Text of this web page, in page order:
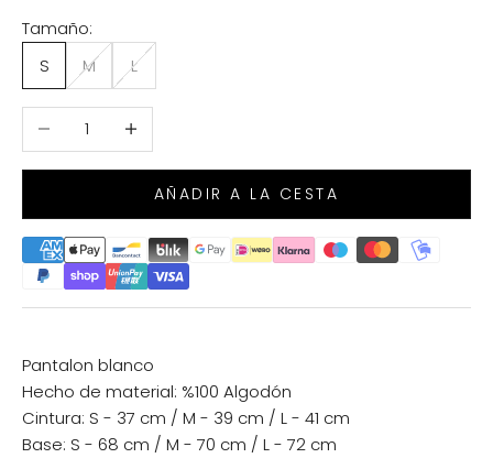
Tamaño:
S
M L
Reducir cantidadAumentar cantidad
AÑADIR A LA CESTA
Pantalon blanco
Hecho de material: %100 Algodón
Cintura: S - 37 cm / M - 39 cm / L - 41 cm
Base: S - 68 cm / M - 70 cm / L - 72 cm